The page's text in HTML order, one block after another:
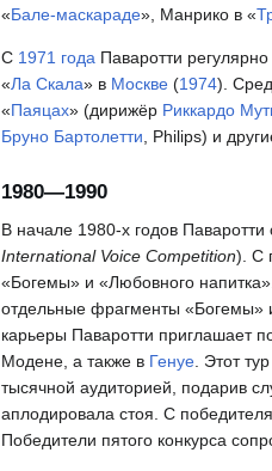
«Бале-маскараде», Манрико в «
С 1971 года Паваротти
«Ла Скала» в Москве (1974).
«Паяцах» (дирижёр Риккардо
Бруно Бартолетти, Philips) и
1980—1990
В начале 1980-х годов
International Voice Competition). С
«Богемы» и «Любовного
отдельные фрагменты «Богемы»
карьеры Паваротти приглашает
Модене, а также в Генуе . Этот
тысячной аудиторией, подарив
аплодировала стоя. С
Победители пятого конкурса